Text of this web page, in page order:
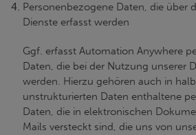
Personenbezogene Daten, die über
Dienste erfasst werden
Ggf. erfasst Automation Anywhere
Daten, die bei der Nutzung unserer
werden. Hierzu gehören auch in
unstrukturierten Daten enthaltene
Daten, die in elektronischen
Mails versteckt sind, die uns von